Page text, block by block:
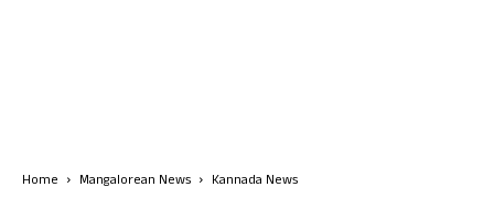
Home Mangalorean News Kannada News